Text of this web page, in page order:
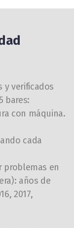
y verificados
bares:
con máquina.
cada
problemas en
años de
2017,